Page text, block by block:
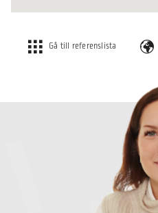
Gå till referenslista